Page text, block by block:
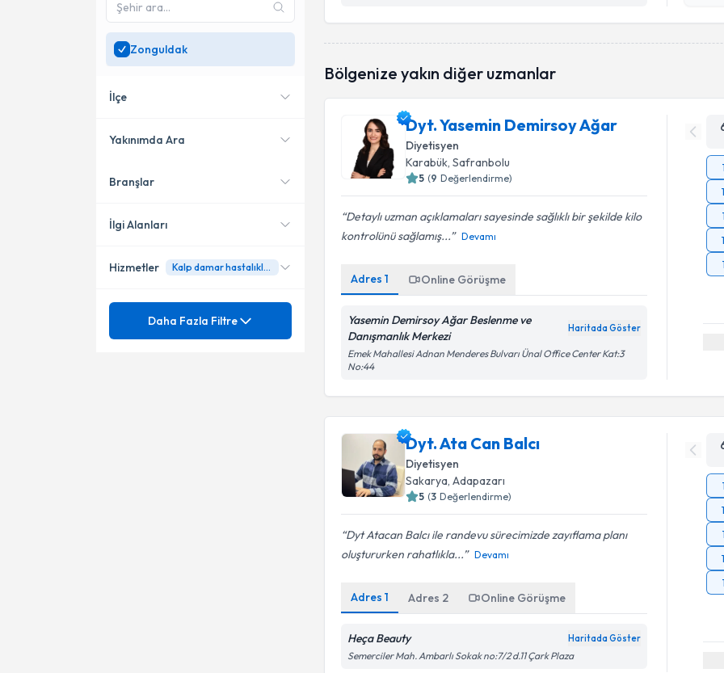
Bölgenize yakın diğer uzmanlar
Dyt. Yasemin Demirsoy Ağar
Diyetisyen
Karabük, Safranbolu
5 (9 Değerlendirme)
Detaylı uzman açıklamaları sayesinde sağlıklı bir şekilde kilo
kontrolünü sağlamış...
Devamı
Adres1 Online Görüşme
Yasemin Demirsoy Ağar Beslenme ve
Danışmanlık Merkezi
Haritada Göster
Emek Mahallesi Adnan Menderes Bulvarı Ünal Office Center Kat:3
No:44
Dyt. Ata Can Balcı
Diyetisyen
Sakarya, Adapazarı
5 (3 Değerlendirme)
Dyt Atacan Balcı ile randevu sürecimizde zayıflama planı
oluştururken rahatlıkla...
Devamı
Adres1 Adres 2 Online Görüşme
Heça Beauty Haritada Göster
Semerciler Mah. Ambarlı Sokak no:7/2 d.11 Çark Plaza
Zonguldak
İlçe
Merkez
Yakınımda Ara
Konumuma yakın uzmanları
Branşlar
Diyetisyen
İlgi Alanları
Çocukluk Çağında Beslenme
Hizmetler Kalp damar hastalıkları ve beslenme
Mezuniyet
Daha Fazla Filtre